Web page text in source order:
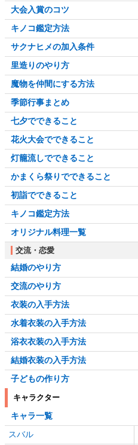
大会入賞のコツ
キノコ鑑定方法
サクナヒメの加入条件
里造りのやり方
魔物を仲間にする方法
季節行事まとめ
七夕でできること
花火大会でできること
灯籠流しでできること
かまくら祭りでできること
初詣でできること
キノコ鑑定方法
オリジナル料理一覧
交流・恋愛
結婚のやり方
交流のやり方
衣装の入手方法
水着衣装の入手方法
浴衣衣装の入手方法
結婚衣装の入手方法
子どもの作り方
キャラクター
キャラ一覧
スバル